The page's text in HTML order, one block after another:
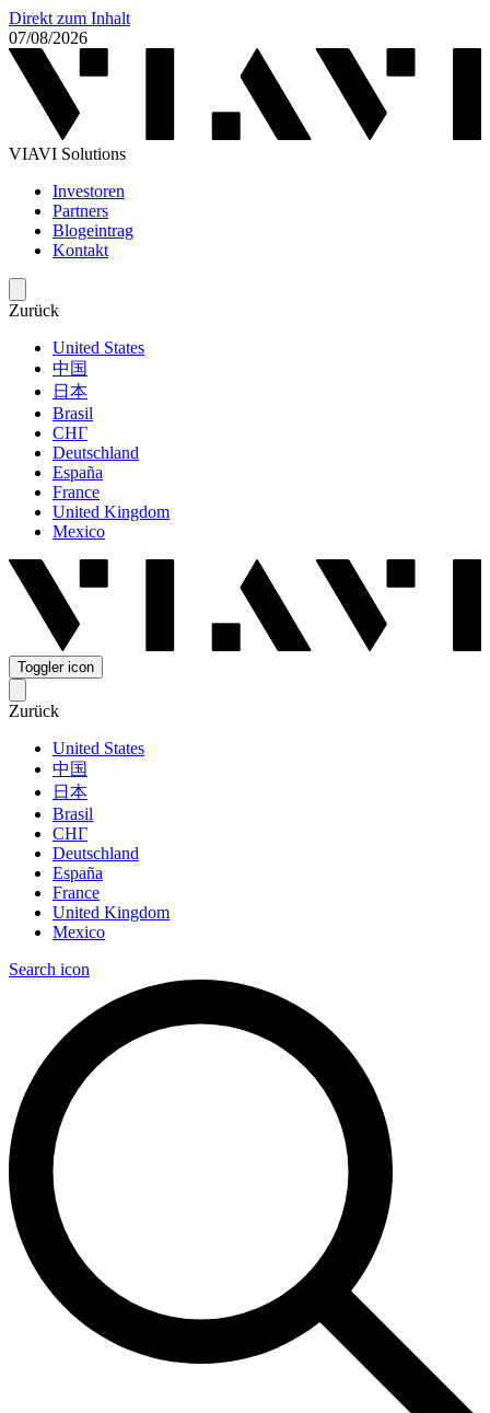
Direkt zum Inhalt
07/08/2026
VIAVI Solutions
Investoren
Partners
Blogeintrag
Kontakt
Zurück
United States
中国
日本
Brasil
СНГ
Deutschland
España
France
United Kingdom
Mexico
Toggler icon
Zurück
United States
中国
日本
Brasil
СНГ
Deutschland
España
France
United Kingdom
Mexico
Search icon